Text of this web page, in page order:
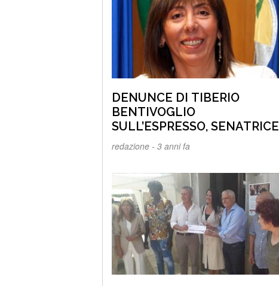
DENUNCE DI TIBERIO
BENTIVOGLIO
SULL’ESPRESSO, SENATRICE
MINASI: «LO STATO TORNI A
redazione - 3 anni fa